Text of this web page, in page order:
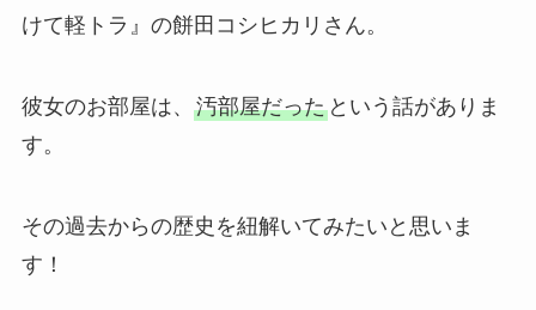
けて軽トラ』の餅田コシヒカリさん。
彼女のお部屋は、 汚部屋だったという話がありま
す。
その過去からの歴史を紐解いてみたいと思いま
す！